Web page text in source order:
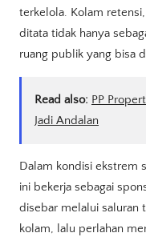
terkelola. Kolam
ditata tidak hanya
ruang publik yang bisa
Read also: PP
Jadi Andalan
Dalam kondisi ekstrem
ini bekerja sebagai
disebar melalui saluran
kolam, lalu perlahan